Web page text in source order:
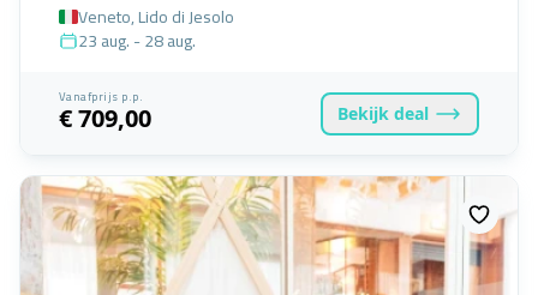
Veneto, Lido di Jesolo
23 aug. - 28 aug.
Vanafprijs p.p.
€ 709,00 Bekijk deal